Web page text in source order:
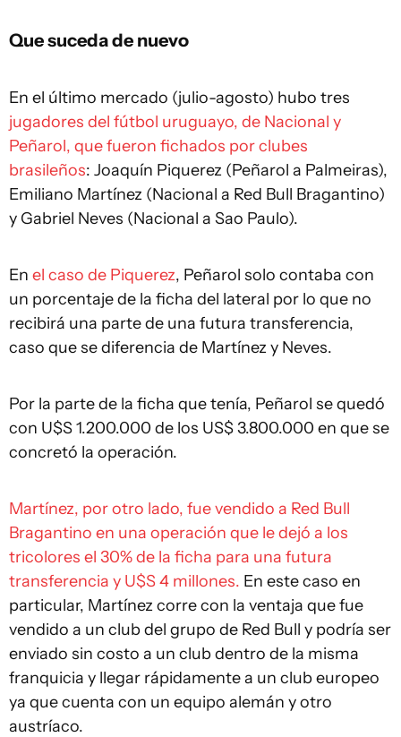
Que suceda de nuevo
En el último mercado (julio-agosto) hubo tres
jugadores del fútbol uruguayo, de Nacional y
Peñarol, que fueron fichados por clubes
brasileños: Joaquín Piquerez (Peñarol a Palmeiras),
Emiliano Martínez (Nacional a Red Bull Bragantino)
y Gabriel Neves (Nacional a Sao Paulo).
En el caso de Piquerez, Peñarol solo contaba con
un porcentaje de la ficha del lateral por lo que no
recibirá una parte de una futura transferencia,
caso que se diferencia de Martínez y Neves.
Por la parte de la ficha que tenía, Peñarol se quedó
con U$S 1.200.000 de los US$ 3.800.000 en que se
concretó la operación.
Martínez, por otro lado, fue vendido a Red Bull
Bragantino en una operación que le dejó a los
tricolores el 30% de la ficha para una futura
transferencia y U$S 4 millones. En este caso en
particular, Martínez corre con la ventaja que fue
vendido a un club del grupo de Red Bull y podría ser
enviado sin costo a un club dentro de la misma
franquicia y llegar rápidamente a un club europeo
ya que cuenta con un equipo alemán y otro
austríaco.